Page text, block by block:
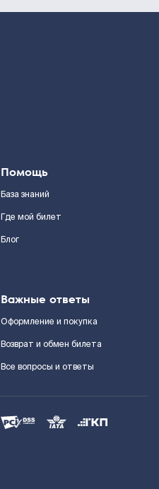
Помощь
База знаний
Где мой билет
Блог
Важные ответы
Оформление и покупка
Возврат и обмен билета
Все вопросы и ответы